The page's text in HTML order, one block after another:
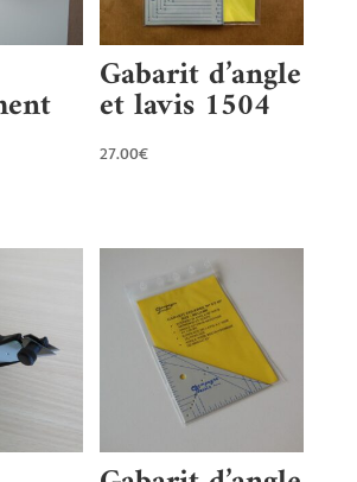
Gabarit d’angle
et lavis 1504
27.00€